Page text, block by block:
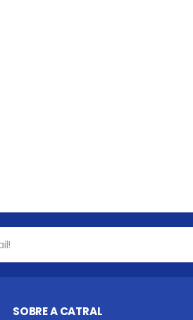
SOBRE A CATRAL